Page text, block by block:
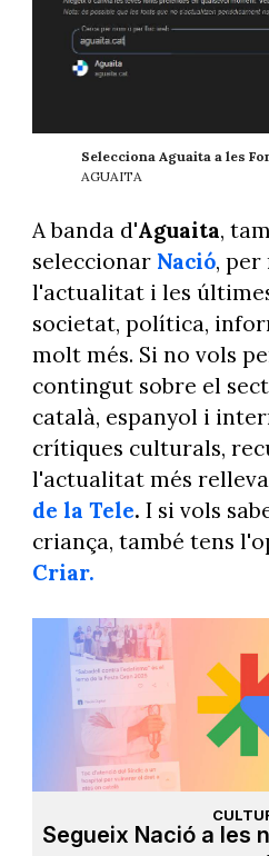
Selecciona Aguaita a les
AGUAITA
A banda d'Aguaita,
seleccionar Nació, per
l'actualitat i les
societat, política,
molt més. Si no vols
contingut sobre el
català, espanyol i
crítiques culturals,
l'actualitat més
de la Tele. I si vols
criança, també tens
Criar.
Segueix Nació a les